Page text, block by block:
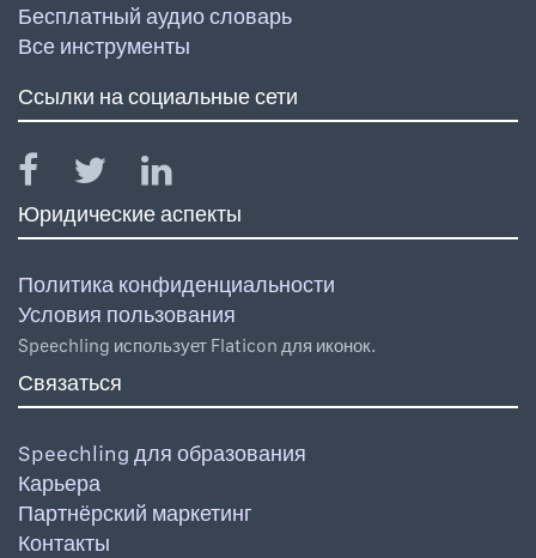
Бесплатный аудио словарь
Все инструменты
Ссылки на социальные сети
Юридические аспекты
Политика конфиденциальности
Условия пользования
Speechling использует Flaticon для иконок.
Связаться
Speechling для образования
Карьера
Партнёрский маркетинг
Контакты